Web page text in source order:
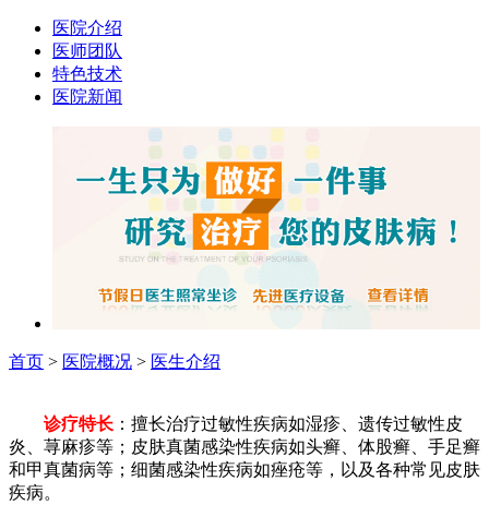
医院介绍
医师团队
特色技术
医院新闻
首页 > 医院概况 > 医生介绍
诊疗特长 ：擅长治疗过敏性疾病如湿疹、遗传过敏性皮
炎、荨麻疹等；皮肤真菌感染性疾病如头癣、体股癣、手足癣
和甲真菌病等；细菌感染性疾病如痤疮等，以及各种常见皮肤
疾病。